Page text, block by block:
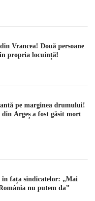
Vrancea! Două persoane
propria locuință!
pe marginea drumului!
Argeș a fost găsit mort
în fața sindicatelor: „Mai
nu putem da”